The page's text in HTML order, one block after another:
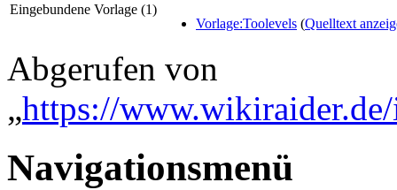
Eingebundene Vorlage (1)
Vorlage:Toolevels (Quelltext
Abgerufen von
„https://
Navigationsmenü